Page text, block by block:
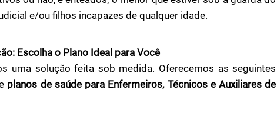
e/ou filhos incapazes de qualquer idade.
Escolha o Plano Ideal para Você
uma solução feita sob medida. Oferecemos as seguintes
planos de saúde para Enfermeiros, Técnicos e Auxiliares de